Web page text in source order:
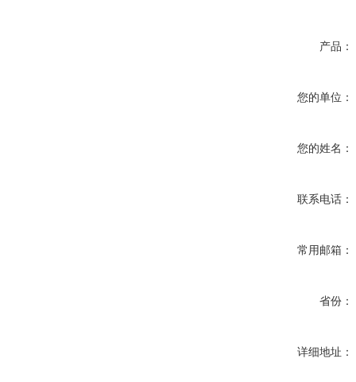
产品：
您的单位：
您的姓名：
联系电话：
常用邮箱：
省份：
详细地址：